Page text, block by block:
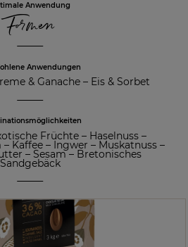
Anwendung
Formen
Anwendungen
& Ganache– Eis & Sorbet
Früchte– Haselnuss–
– Kaffee – Ingwer – Muskatnuss –
– Sesam– Bretonisches
Sandgebäck